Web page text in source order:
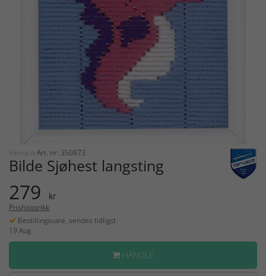
Vervaco Art. nr: 350873
Bilde Sjøhest langsting
279 kr
Prishistorikk
Bestillingsvare, sendes tidligst
19 Aug
HANDLE